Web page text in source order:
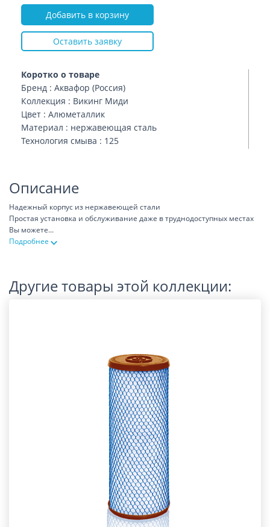
Коротко о товаре
Бренд : Аквафор (Россия)
Коллекция : Викинг Миди
Цвет : Алюметаллик
Материал : нержавеющая сталь
Технология смыва : 125
Добавить в корзину
Оставить заявку
Описание
Надежный корпус из нержавеющей стали
Простая установка и обслуживание даже в труднодоступных местах
Вы можете...
Подробнее
Другие товары этой коллекции: